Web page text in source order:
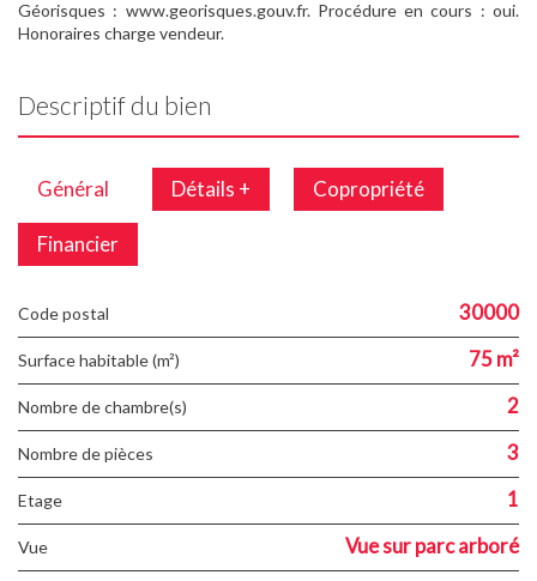
Géorisques : www.georisques.gouv.fr. Procédure en cours : oui.
Honoraires charge vendeur.
Descriptif du bien
Général Détails + Copropriété
Financier
Code postal 30000
Surface habitable (m²) 75 m²
Nombre de chambre(s) 2
Nombre de pièces 3
Etage 1
Vue Vue sur parc arboré